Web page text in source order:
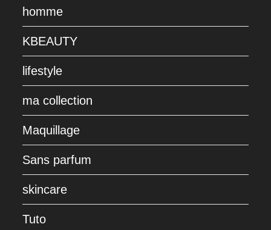
homme
KBEAUTY
lifestyle
ma collection
Maquillage
Sans parfum
skincare
Tuto